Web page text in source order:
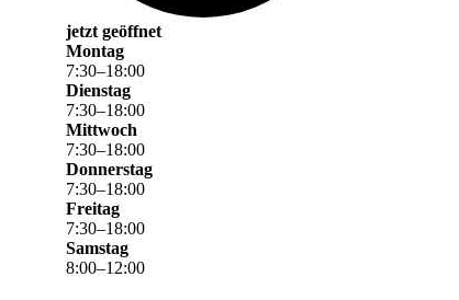
jetzt geöffnet
Montag
7:30–18:00
Dienstag
7:30–18:00
Mittwoch
7:30–18:00
Donnerstag
7:30–18:00
Freitag
7:30–18:00
Samstag
8:00–12:00